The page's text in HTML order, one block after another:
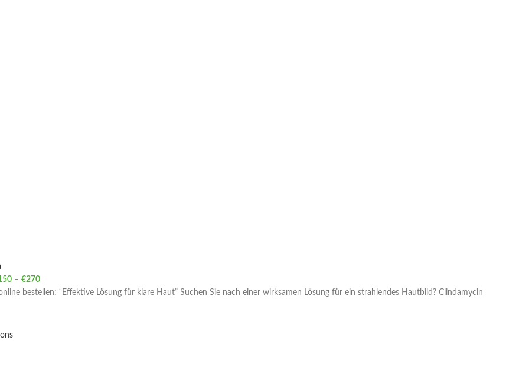
– €270Price range: €150 through €270
bestellen: “Effektive Lösung für klare Haut” Suchen Sie nach einer wirksamen Lösung für ein strahlendes Hautbild? Clindamycin